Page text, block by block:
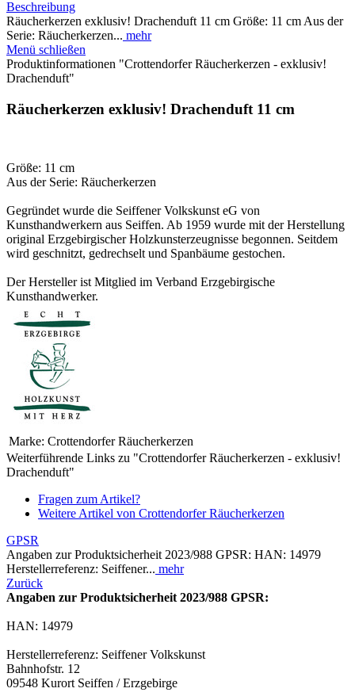
Beschreibung
Räucherkerzen exklusiv! Drachenduft 11 cm Größe: 11 cm Aus der
Serie: Räucherkerzen... mehr
Menü schließen
Produktinformationen "Crottendorfer Räucherkerzen - exklusiv!
Drachenduft"
Räucherkerzen exklusiv! Drachenduft 11 cm
Größe: 11 cm
Aus der Serie: Räucherkerzen
Gegründet wurde die Seiffener Volkskunst eG von
Kunsthandwerkern aus Seiffen. Ab 1959 wurde mit der Herstellung
original Erzgebirgischer Holzkunsterzeugnisse begonnen. Seitdem
wird geschnitzt, gedrechselt und Spanbäume gestochen.
Der Hersteller ist Mitglied im Verband Erzgebirgische
Kunsthandwerker.
Marke: Crottendorfer Räucherkerzen
Weiterführende Links zu "Crottendorfer Räucherkerzen - exklusiv!
Drachenduft"
Fragen zum Artikel?
Weitere Artikel von Crottendorfer Räucherkerzen
GPSR
Angaben zur Produktsicherheit 2023/988 GPSR: HAN: 14979
Herstellerreferenz: Seiffener... mehr
Zurück
Angaben zur Produktsicherheit 2023/988 GPSR:
HAN: 14979
Herstellerreferenz: Seiffener Volkskunst
Bahnhofstr. 12
09548 Kurort Seiffen / Erzgebirge